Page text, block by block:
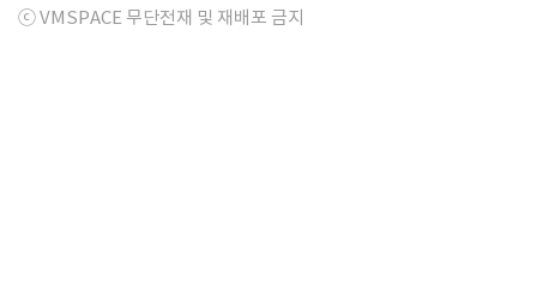
ⓒ VMSPACE 무단전재 및 재배포 금지